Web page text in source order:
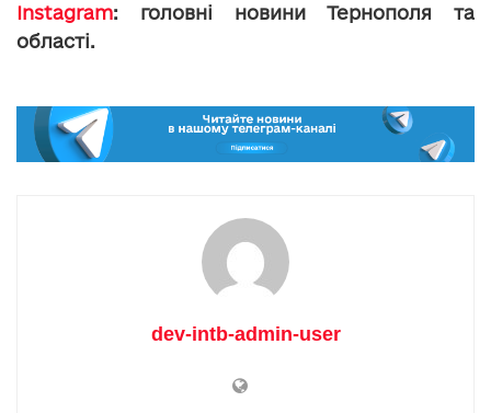
Instagram: головні новини Тернополя та
області.
dev-intb-admin-user